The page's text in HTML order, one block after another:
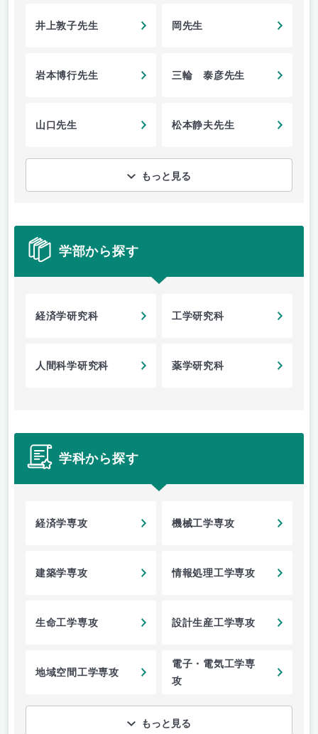
井上敦子先生 岡先生
岩本博行先生 三輪 泰彦先生
山口先生 松本静夫先生
もっと見る
学部から探す
経済学研究科 工学研究科
人間科学研究科 薬学研究科
学科から探す
経済学専攻 機械工学専攻
建築学専攻 情報処理工学専攻
生命工学専攻 設計生産工学専攻
地域空間工学専攻
電子・電気工学専
攻
もっと見る